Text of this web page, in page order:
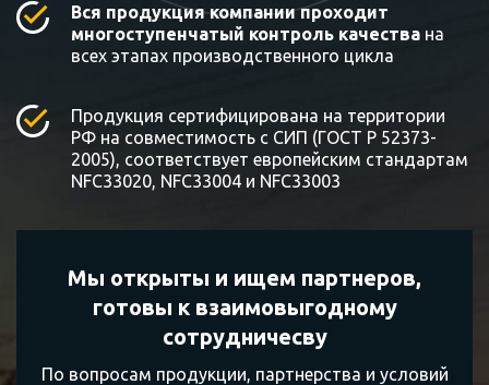
Вся продукция компании проходит
многоступенчатый контроль качества на
всех этапах производственного цикла
Продукция сертифицирована на территории
РФ на совместимость с СИП (ГОСТ Р 52373-
2005), соответствует европейским стандартам
NFC33020, NFC33004 и NFC33003
Мы открыты и ищем партнеров,
готовы квзаимовыгодному
сотрудничесву
По вопросам продукции, партнерства и условий